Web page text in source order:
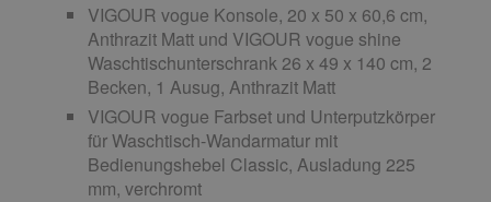
VIGOUR vogue Konsole, 20 x 50 x 60,6 cm,
Anthrazit Matt und VIGOUR vogue shine
Waschtischunterschrank 26 x 49 x 140 cm, 2
Becken, 1 Ausug, Anthrazit Matt
VIGOUR vogue Farbset und Unterputzkörper
für Waschtisch-Wandarmatur mit
Bedienungshebel Classic, Ausladung 225
mm, verchromt